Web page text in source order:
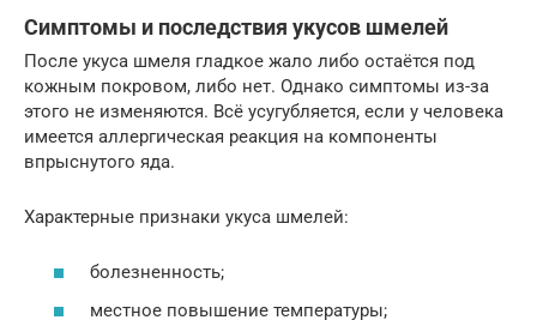
Симптомы и последствия укусов шмелей
После укуса шмеля гладкое жало либо остаётся под
кожным покровом, либо нет. Однако симптомы из-за
этого не изменяются. Всё усугубляется, если у человека
имеется аллергическая реакция на компоненты
впрыснутого яда.
Характерные признаки укуса шмелей:
болезненность;
местное повышение температуры;